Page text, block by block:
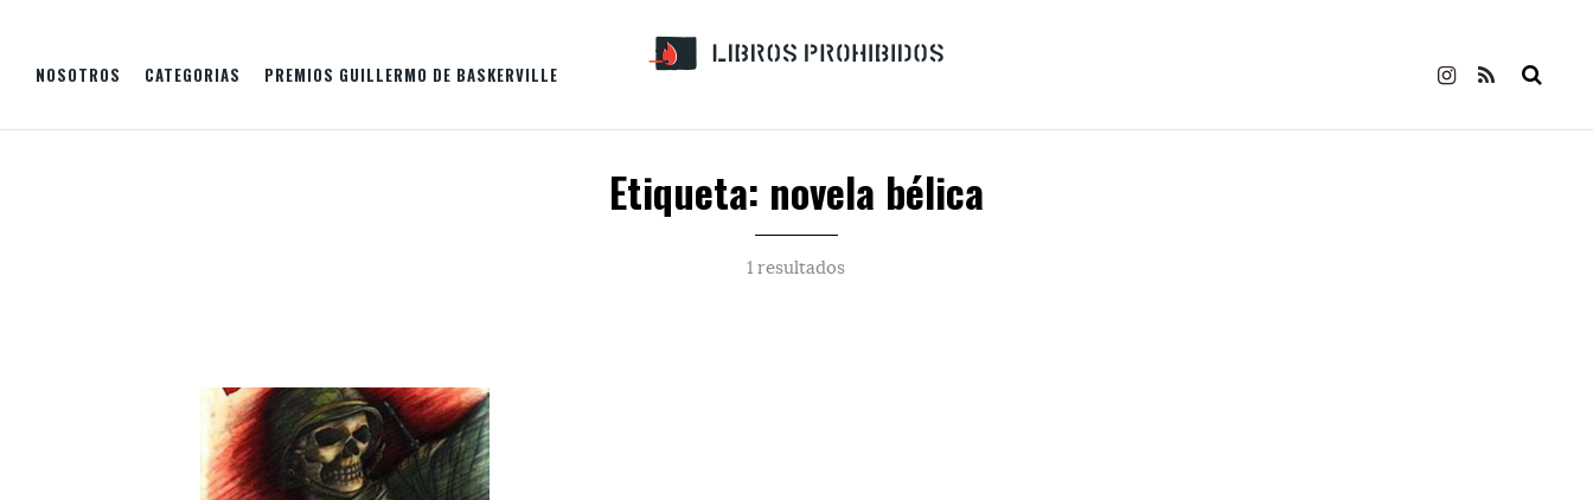
NOSOTROS CATEGORIAS PREMIOS GUILLERMO DE BASKERVILLE
Etiqueta: novela bélica
1 resultados